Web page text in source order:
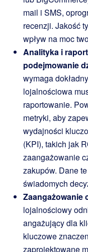
mail i SMS,
recenzji. Jakość
wpływ na moc
Analityka i
podejmowanie
wymaga
lojalnościowa
raportowanie.
metryki, aby
wydajności
(KPI), takich jak
zaangażowanie
zakupów. Dane
świadomych
Zaangażowanie
lojalnościowy
angażujący dla
kluczowe
zaprojektowane